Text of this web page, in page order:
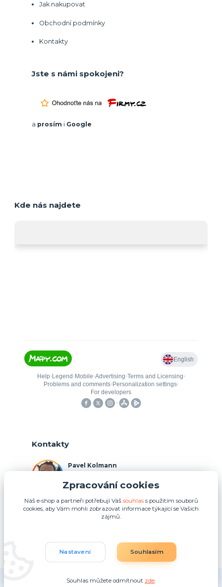
Jak nakupovat
Obchodní podmínky
Kontakty
Jste s námi spokojeni?
a prosím i Google
Kde nás najdete
Kontakty
Pavel Kolmann
(Po-Ne, 8:00-17:00 hod.)
p.kolmann@coolplays.cz
Eshop-rychle.cz
Zpracování cookies
Náš e-shop a partneři potřebují Váš souhlass použitím souborů
cookies, aby Vám mohli zobrazovat informace týkající se Vašich
zájmů.
Nastavení Souhlasím
Souhlas můžete odmítnout zde.